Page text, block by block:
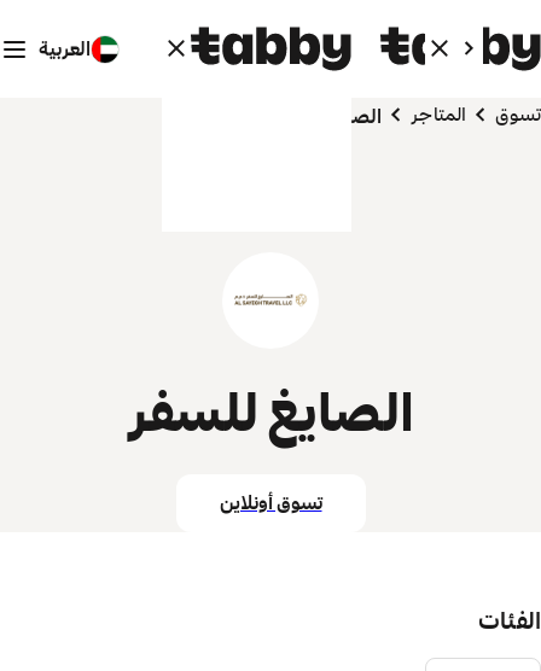
العربية
تسوق المتاجر الصايغ للسفر
الصايغ للسفر
تسوق أونلاين
الفئات